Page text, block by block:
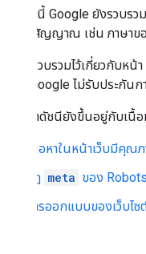
นอกจากนี้ Google ยังรวบร
ตัวอย่างสัญญาณ เช่น ภาษาข
ข้อมูลที่รวบรวมไว้เกี่ยวกับห
เครื่อง Google ไม่รับประกัน
การจัดทําดัชนียังขึ้นอยู่กับเนื้
เนื้อหาในหน้าเว็บมีคุณ
กฎ meta ของ Robots
การออกแบบของเว็บไ